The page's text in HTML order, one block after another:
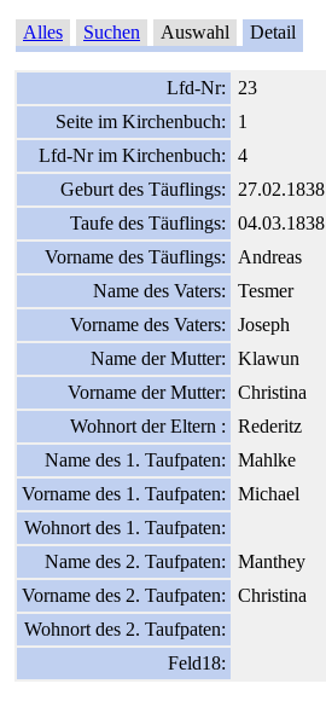
Alles Suchen Auswahl Detail
Lfd-Nr:
23
Seite im Kirchenbuch:
1
Lfd-Nr im Kirchenbuch:
4
Geburt des Täuflings:
27.02.1838
Taufe des Täuflings:
04.03.1838
Vorname des Täuflings:
Andreas
Name des Vaters:
Tesmer
Vorname des Vaters:
Joseph
Name der Mutter:
Klawun
Vorname der Mutter:
Christina
Wohnort der Eltern :
Rederitz
Name des 1. Taufpaten:
Mahlke
Vorname des 1. Taufpaten:
Michael
Wohnort des 1. Taufpaten:
Name des 2. Taufpaten:
Manthey
Vorname des 2. Taufpaten:
Christina
Wohnort des 2. Taufpaten:
Feld18: